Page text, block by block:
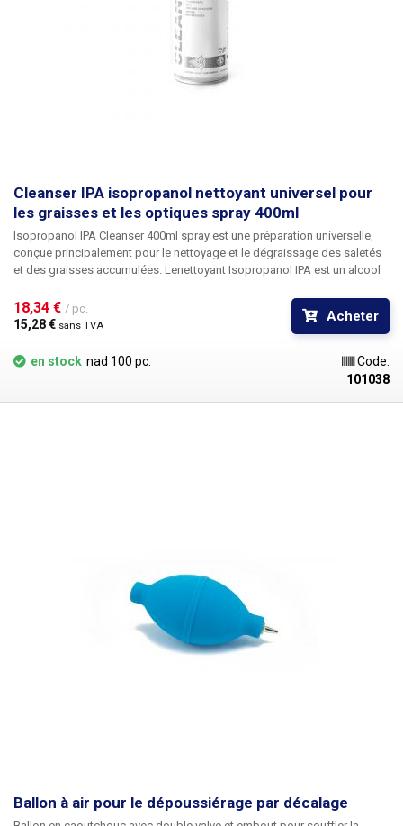
Cleanser IPA isopropanol nettoyant universel pour
les graisses et les optiques spray 400ml
Isopropanol IPA Cleanser 400ml spray est une préparation universelle,
conçue principalement pour le nettoyage et le dégraissage des saletés
et des graisses accumulées. Lenettoyant Isopropanol IPA est un alcool
résidu ou tache sur le verre ou les surfaces métalliques brillantes après
évaporation. Il convient donc, par exemple, pour le nettoyage des
dispositifs optiques, des disques optiques CD et DVD, des têtes
magnétiques - lecteurs de VHS et de disquettes, lecteurs de disques, le
nettoyage des cartes de circuits imprimés (PCB) - le nettoyage des
de la pâte de flux, le nettoyage des miroirs et l'élimination des dépôts de
18,34 € / pc.
15,28 € sans TVA
Acheter
en stock nad 100 pc.
Code:
101038
Ballon à air pour le dépoussiérage par décalage